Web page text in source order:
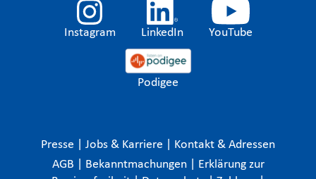
Instagram LinkedIn YouTube
Podigee
Presse Jobs & Karriere
Kontakt & Adressen
AGB
Bekanntmachungen
Erklärung zur